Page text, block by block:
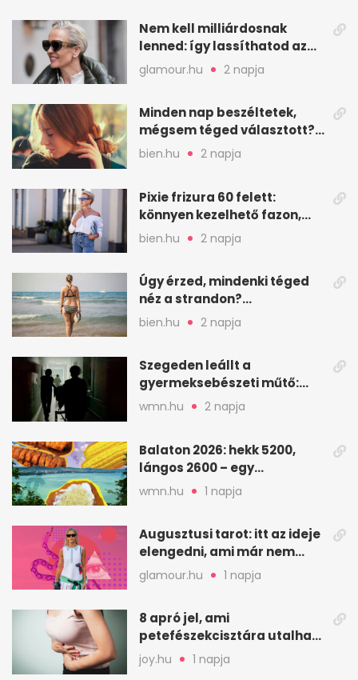
Nem kell milliárdosnak
lenned: így lassíthatod az
öregedést a biológus szerint
glamour.hu 2 napja
Minden nap beszéltetek,
mégsem téged választott?
Ez az érzelmi csapda
bien.hu 2 napja
Pixie frizura 60 felett:
könnyen kezelhető fazon,
ami karaktert ad
bien.hu 2 napja
Úgy érzed, mindenki téged
néz a strandon?
Pszichológusok szerint más
áll a háttérben
bien.hu 2 napja
Szegeden leállt a
gyermeksebészeti műtő:
elfogytak a tartalékok
wmn.hu 2 napja
Balaton 2026: hekk 5200,
lángos 2600 – egy
strandnap gyorsan tízezres
wmn.hu 1 napja
Augusztusi tarot: itt az ideje
elengedni, ami már nem
szolgál téged
glamour.hu 1 napja
8 apró jel, ami
petefészekcisztára utalhat
– mire figyelj
joy.hu 1 napja